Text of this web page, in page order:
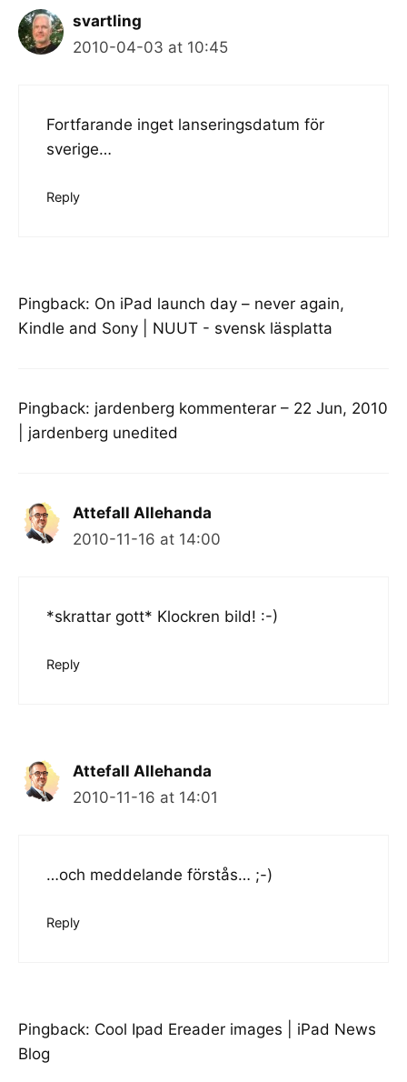
svartling
2010-04-03 at 10:45
Fortfarande inget lanseringsdatum för
sverige…
Reply
Pingback: On iPad launch day – never again,
Kindle and Sony | NUUT - svensk läsplatta
Pingback: jardenberg kommenterar – 22 Jun, 2010
| jardenberg unedited
Attefall Allehanda
2010-11-16 at 14:00
*skrattar gott* Klockren bild! :-)
Reply
Attefall Allehanda
2010-11-16 at 14:01
…och meddelande förstås… ;-)
Reply
Pingback: Cool Ipad Ereader images | iPad News
Blog